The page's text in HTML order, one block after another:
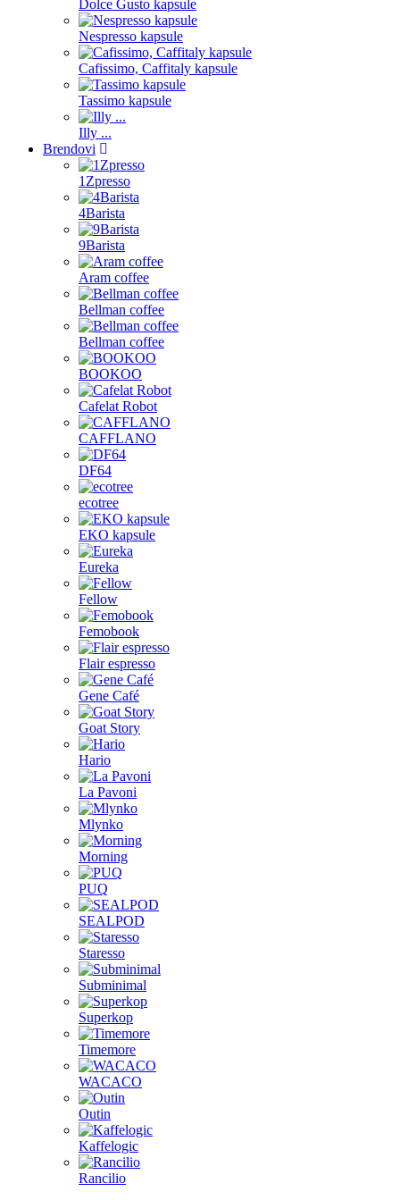
Dolce Gusto kapsule
Nespresso kapsule
Cafissimo, Caffitaly kapsule
Tassimo kapsule
Illy ...
Brendovi
1Zpresso
4Barista
9Barista
Aram coffee
Bellman coffee
Bellman coffee
BOOKOO
Cafelat Robot
CAFFLANO
DF64
ecotree
EKO kapsule
Eureka
Fellow
Femobook
Flair espresso
Gene Café
Goat Story
Hario
La Pavoni
Mlynko
Morning
PUQ
SEALPOD
Staresso
Subminimal
Superkop
Timemore
WACACO
Outin
Kaffelogic
Rancilio